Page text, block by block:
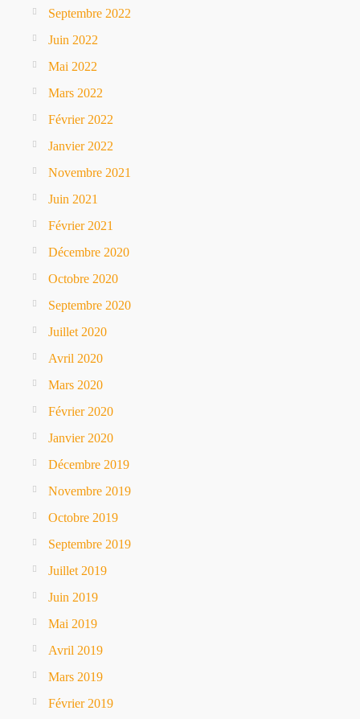
Septembre 2022
Juin 2022
Mai 2022
Mars 2022
Février 2022
Janvier 2022
Novembre 2021
Juin 2021
Février 2021
Décembre 2020
Octobre 2020
Septembre 2020
Juillet 2020
Avril 2020
Mars 2020
Février 2020
Janvier 2020
Décembre 2019
Novembre 2019
Octobre 2019
Septembre 2019
Juillet 2019
Juin 2019
Mai 2019
Avril 2019
Mars 2019
Février 2019